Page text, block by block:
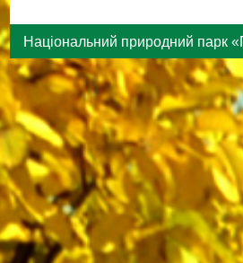
Національний природний парк